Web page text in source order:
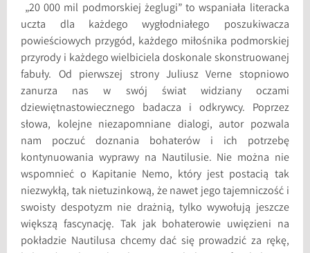
„20 000 mil podmorskiej żeglugi” to wspaniała literacka
uczta dla każdego wygłodniałego poszukiwacza
powieściowych przygód, każdego miłośnika podmorskiej
przyrody i każdego wielbiciela doskonale skonstruowanej
fabuły. Od pierwszej strony Juliusz Verne stopniowo
zanurza nas w swój świat widziany oczami
dziewiętnastowiecznego badacza i odkrywcy. Poprzez
słowa, kolejne niezapomniane dialogi, autor pozwala
nam poczuć doznania bohaterów i ich potrzebę
kontynuowania wyprawy na Nautilusie. Nie można nie
wspomnieć o Kapitanie Nemo, który jest postacią tak
niezwykłą, tak nietuzinkową, że nawet jego tajemniczość i
swoisty despotyzm nie drażnią, tylko wywołują jeszcze
większą fascynację. Tak jak bohaterowie uwięzieni na
pokładzie Nautilusa chcemy dać się prowadzić za rękę,